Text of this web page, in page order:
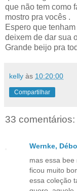
que não tem como
mostro pra vocês .
Espero que
deixem de dar sua
Grande beijo pra
kelly às 10:20:00
Compartilhar
33 comentários:
Wernke,
mas essa bee
ficou muito
essa coleção